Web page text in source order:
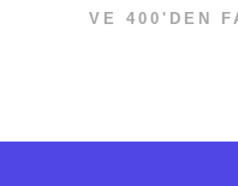
VE 400'DEN